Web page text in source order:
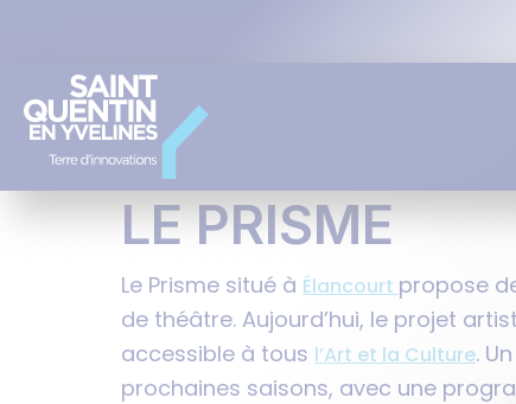
LE PRISME
Le Prisme situé à Élancourt propose
de théâtre. Aujourd’hui, le projet
accessible à tous l’Art et la Culture.
prochaines saisons, avec une